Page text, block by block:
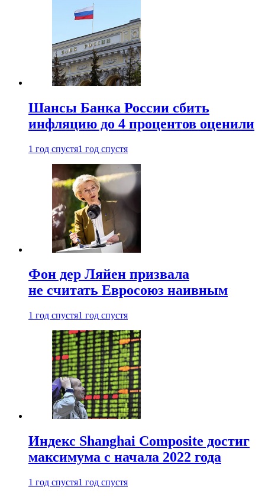
Шансы Банка России сбить
инфляцию до 4 процентов оценили
1 год спустя1 год спустя
Фон дер Ляйен призвала
не считать Евросоюз наивным
1 год спустя1 год спустя
Индекс Shanghai Composite достиг
максимума с начала 2022 года
1 год спустя1 год спустя